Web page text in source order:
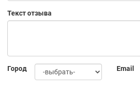
Текст отзыва
Город Email